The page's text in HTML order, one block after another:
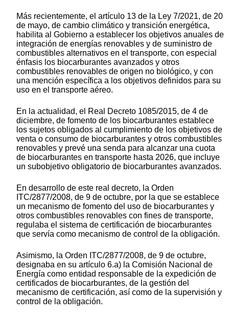
Más recientemente, el artículo 13 de la Ley 7/2021, de 20
de mayo, de cambio climático y transición energética,
habilita al Gobierno a establecer los objetivos anuales de
integración de energías renovables y de suministro de
combustibles alternativos en el transporte, con especial
énfasis los biocarburantes avanzados y otros
combustibles renovables de origen no biológico, y con
una mención específica a los objetivos definidos para su
uso en el transporte aéreo.
En la actualidad, el Real Decreto 1085/2015, de 4 de
diciembre, de fomento de los biocarburantes establece
los sujetos obligados al cumplimiento de los objetivos de
venta o consumo de biocarburantes y otros combustibles
renovables y prevé una senda para alcanzar una cuota
de biocarburantes en transporte hasta 2026, que incluye
un subobjetivo obligatorio de biocarburantes avanzados.
En desarrollo de este real decreto, la Orden
ITC/2877/2008, de 9 de octubre, por la que se establece
un mecanismo de fomento del uso de biocarburantes y
otros combustibles renovables con fines de transporte,
regulaba el sistema de certificación de biocarburantes
que servía como mecanismo de control de la obligación.
Asimismo, la Orden ITC/2877/2008, de 9 de octubre,
designaba en su artículo 6.a) la Comisión Nacional de
Energía como entidad responsable de la expedición de
certificados de biocarburantes, de la gestión del
mecanismo de certificación, así como de la supervisión y
control de la obligación.